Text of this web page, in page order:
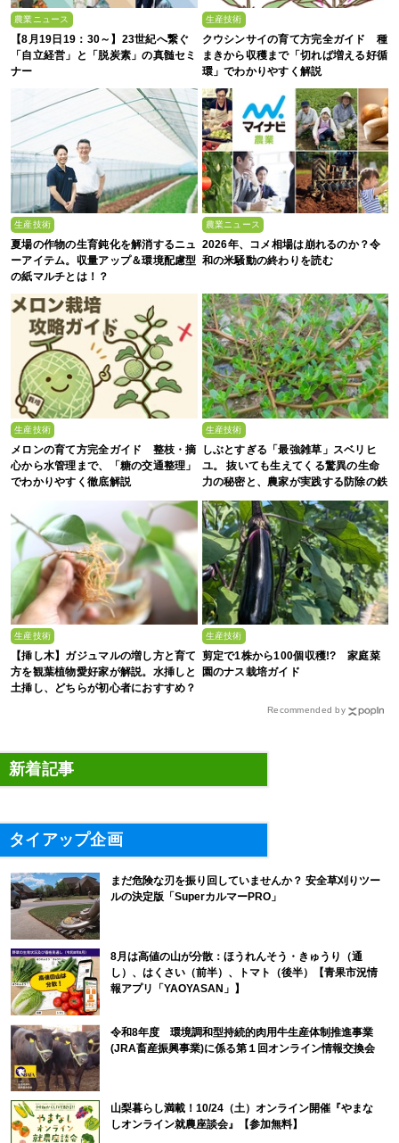
農業ニュース
【8月19日19：30～】23世紀へ繋ぐ
「自立経営」と「脱炭素」の真髄セミ
ナー
生産技術
クウシンサイの育て方完全ガイド 種
まきから収穫まで「切れば増える好循
環」でわかりやすく解説
生産技術
夏場の作物の生育鈍化を解消するニュ
ーアイテム。収量アップ＆環境配慮型
の紙マルチとは！？
農業ニュース
2026年、コメ相場は崩れるのか？令
和の米騒動の終わりを読む
生産技術
メロンの育て方完全ガイド 整枝・摘
心から水管理まで、「糖の交通整理」
でわかりやすく徹底解説
生産技術
しぶとすぎる「最強雑草」スベリヒ
ユ。 抜いても生えてくる驚異の生命
力の秘密と、農家が実践する防除の鉄
生産技術
【挿し木】ガジュマルの増し方と育て
方を観葉植物愛好家が解説。水挿しと
土挿し、どちらが初心者におすすめ？
生産技術
剪定で1株から100個収穫!? 家庭菜
園のナス栽培ガイド
Recommended by
新着記事
タイアップ企画
まだ危険な刃を振り回していませんか？ 安全草刈りツー
ルの決定版「SuperカルマーPRO」
8月は高値の山が分散：ほうれんそう・きゅうり（通
し）、はくさい（前半）、トマト（後半）【青果市況情
報アプリ「YAOYASAN」】
令和8年度 環境調和型持続的肉用牛生産体制推進事業
(JRA畜産振興事業)に係る第１回オンライン情報交換会
山梨暮らし満載！10/24（土）オンライン開催『やまな
しオンライン就農座談会』【参加無料】